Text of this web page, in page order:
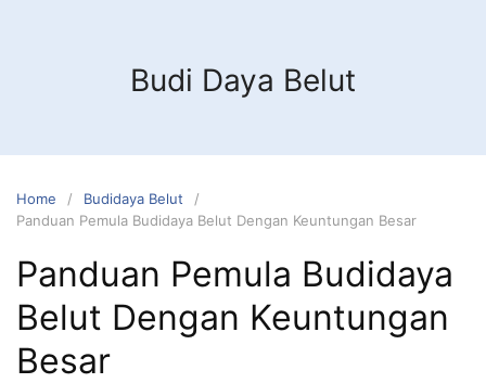
Budi Daya Belut
Home
Budidaya Belut
Panduan Pemula Budidaya Belut Dengan Keuntungan Besar
Panduan Pemula Budidaya
Belut Dengan Keuntungan
Besar